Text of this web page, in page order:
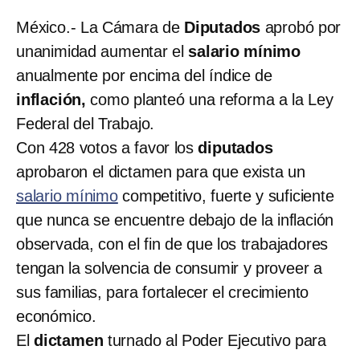
México.- La Cámara deDiputados aprobó por
unanimidad aumentar el salario mínimo
anualmente por encima del índice de
inflación,como planteó una reforma a la Ley
Federal del Trabajo.
Con 428 votos a favor losdiputados
aprobaron el dictamen para que exista un
salario mínimocompetitivo, fuerte y suficiente
que nunca se encuentre debajo de la inflación
observada, con el fin de que los trabajadores
tengan la solvencia de consumir y proveer a
sus familias, para fortalecer el crecimiento
económico.
El dictamen turnado al Poder Ejecutivo para